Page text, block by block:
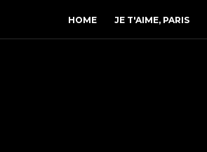
HOME JE T'AIME, PARIS